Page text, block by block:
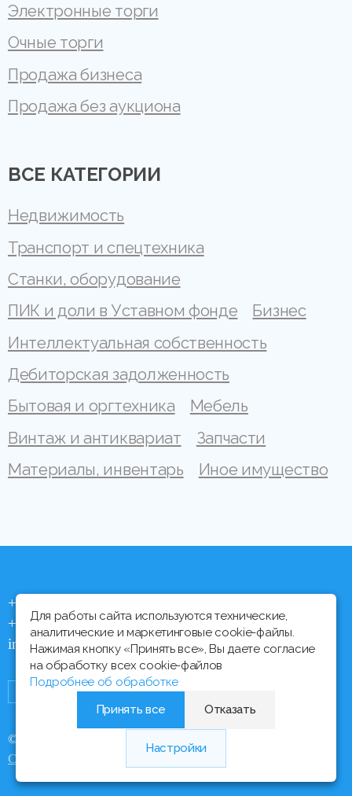
Электронные торги
Очные торги
Продажа бизнеса
Продажа без аукциона
ВСЕ КАТЕГОРИИ
Недвижимость
Транспорт и спецтехника
Станки, оборудование
ПИК и доли в Уставном фонде
Бизнес
Интеллектуальная собственность
Дебиторская задолженность
Бытовая и оргтехника
Мебель
Винтаж и антиквариат
Запчасти
Материалы, инвентарь
Иное имущество
+375 (44) 704 92 06
+375 (17) 373 21 33
info@ipmtorgi.by
© Все права защищены, 2000 - 2026 ИПМ-Торги
Сайт разработан
Медиа Лайн
Для работы сайта используются технические,
аналитические и маркетинговые cookie-файлы.
Нажимая кнопку «Принять все», Вы даете согласие
на обработку всех cookie-файлов
Подробнее об обработке
Принять все
Отказать
Настройки